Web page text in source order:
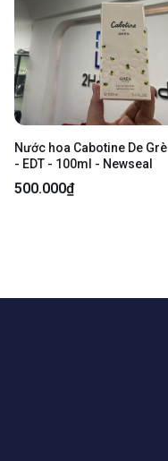
Nước hoa Cabotine De
- EDT - 100ml - Newseal
500.000₫